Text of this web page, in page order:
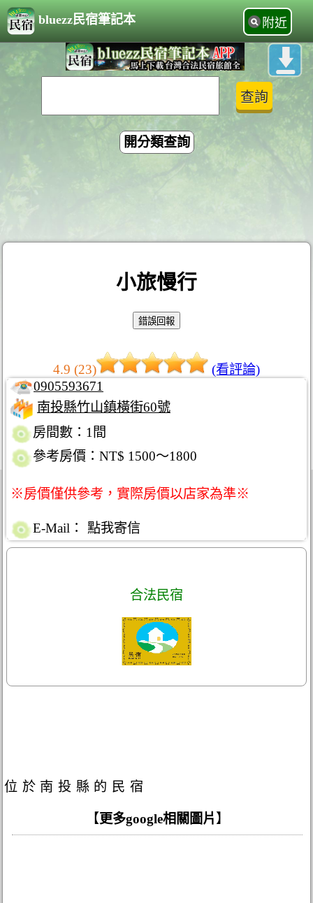
bluezz民宿筆記本 附近
開分類查詢
小旅慢行
4.9 (23)
(看評論)
0905593671
南投縣竹山鎮橫街60號
房間數：1間
參考房價：NT$ 1500～1800
※房價僅供參考，實際房價以店家為準※
E-Mail： 點我寄信
合法民宿
位於南投縣的民宿
【 更多google相關圖片 】